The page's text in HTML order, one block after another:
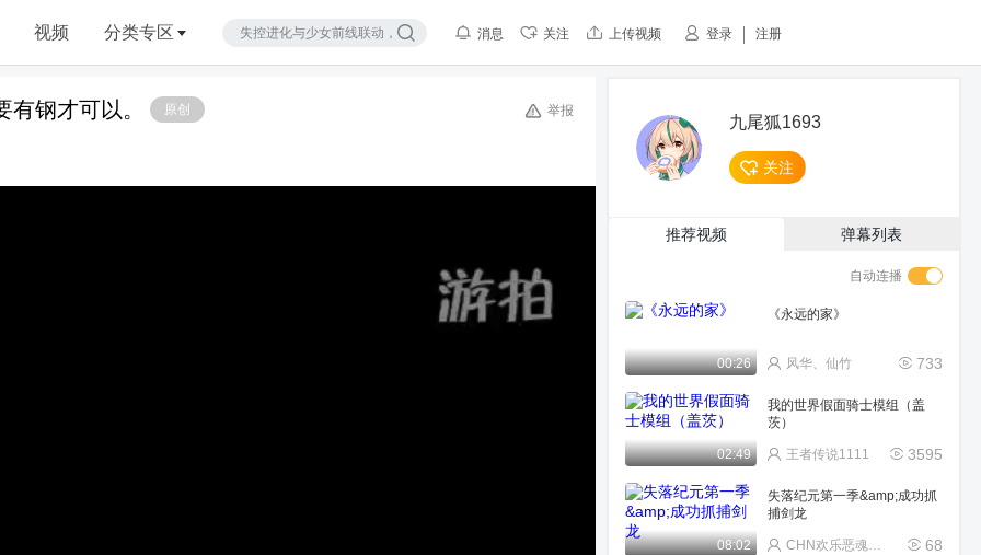
视频 分类专区 登录 注册
消息 关注 上传视频
原创
钢才可以。 举报
九尾狐1693
关注
推荐视频 弹幕列表
自动连播
00:26
《永远的家》
733
风华、仙竹
02:49
我的世界假面骑士模组（盖
茨）
3595
王者传说1111
08:02
失落纪元第一季&amp;成功抓
捕剑龙
68
CHN欢乐恶魂解说